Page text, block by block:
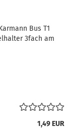
Bus T1
3fach am
1,49 EUR